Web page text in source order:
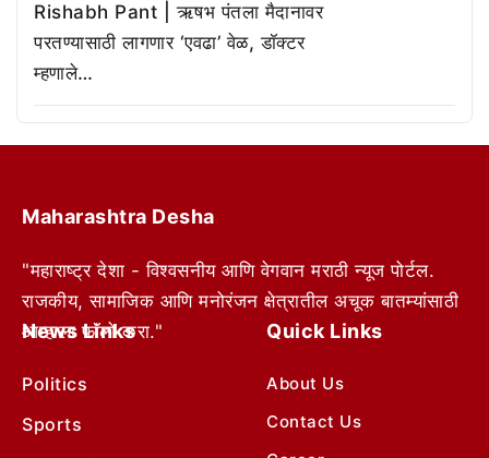
Rishabh Pant | ऋषभ पंतला मैदानावर
परतण्यासाठी लागणार ‘एवढा’ वेळ, डॉक्टर
म्हणाले…
Maharashtra Desha
"महाराष्ट्र देशा - विश्वसनीय आणि वेगवान मराठी न्यूज पोर्टल.
राजकीय, सामाजिक आणि मनोरंजन क्षेत्रातील अचूक बातम्यांसाठी
आम्हाला फॉलो करा."
News Links
Politics
Sports
Quick Links
About Us
Contact Us